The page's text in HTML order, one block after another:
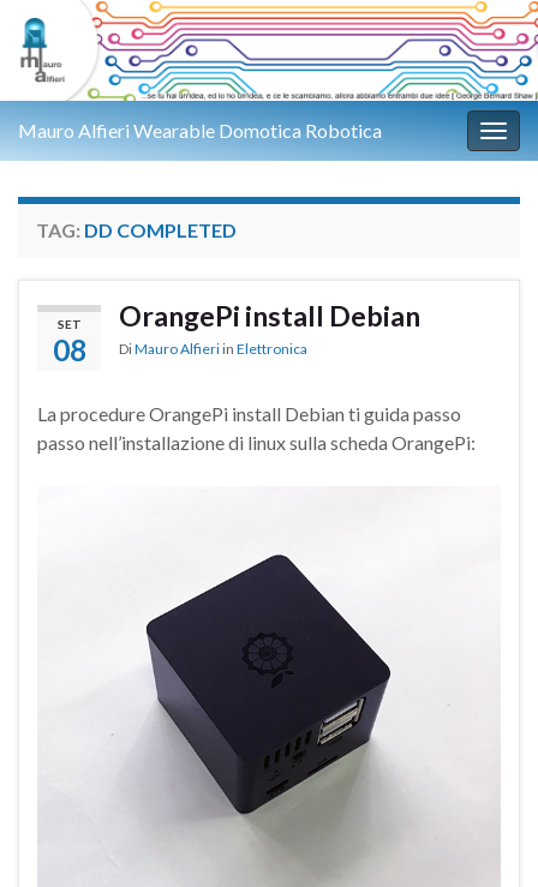
Mauro Alfieri Wearable Domotica Robotica
TAG: DD COMPLETED
SET
08
OrangePi install Debian
DiMauro Alfieri in Elettronica
La procedure OrangePi install Debian ti guida passo
passo nell’installazione di linux sulla scheda OrangePi: